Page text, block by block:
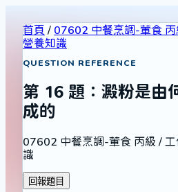
首頁 / 07602 中餐烹調-葷食 丙
營養知識
QUESTION REFERENCE
第 16 題： 澱粉是由
成的
07602 中餐烹調-葷食 丙級 /
識
回報題目